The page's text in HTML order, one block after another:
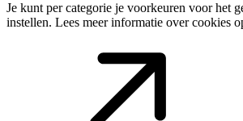
Je kunt per categorie je voorkeuren voor het
instellen. Lees meer informatie over cookies